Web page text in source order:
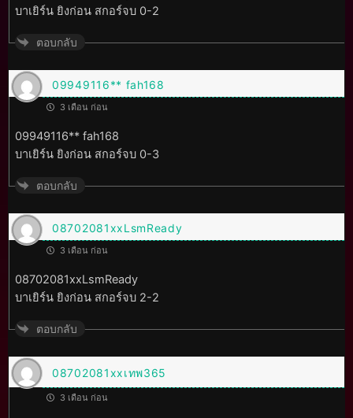
บาเยิร์น ยิงก่อน สกอร์จบ 0-2
ตอบกลับ
09949116** fah168
3 เดือน ก่อน
09949116** fah168
บาเยิร์น ยิงก่อน สกอร์จบ 0-3
ตอบกลับ
08702081xxLsmReady
3 เดือน ก่อน
08702081xxLsmReady
บาเยิร์น ยิงก่อน สกอร์จบ 2-2
ตอบกลับ
08702081xxเทพ365
3 เดือน ก่อน